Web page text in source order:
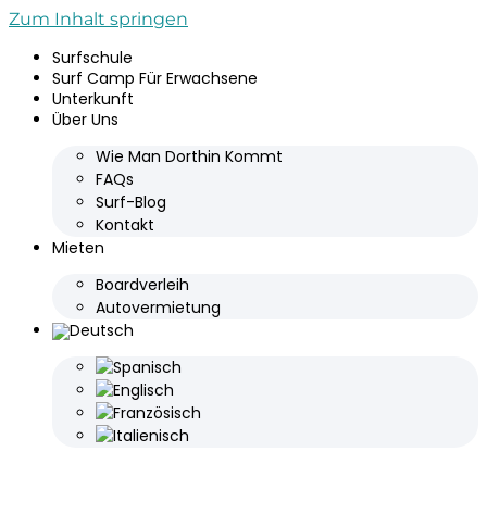
Zum Inhalt springen
Surfschule
Surf Camp Für Erwachsene
Unterkunft
Über Uns
Wie Man Dorthin Kommt
FAQs
Surf-Blog
Kontakt
Mieten
Boardverleih
Autovermietung